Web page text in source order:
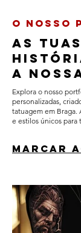
O NOSSO
as tuas
a
Explora o nosso
personalizadas,
tatuagem em Braga.
e estilos únicos para
marcar